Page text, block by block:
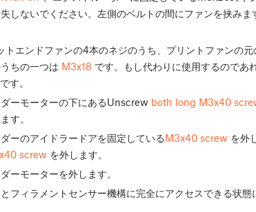
しないでください。左側のベルトの間にファンを挟み
トエンドファンの4本のネジのうち、プリントファンの
ちの一つは M3x18 です。もし代わりに使用するので
.です。
ーモーターの下にあるUnscrew both long M3x40
す。
ーのアイドラードアを固定しているM3x40 screw を外
screw を外します。
ーモーターを外します。
フィラメントセンサー機構に完全にアクセスできる状態